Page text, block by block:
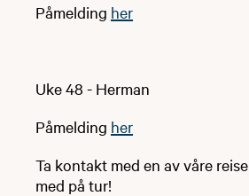
Påmelding her
Uke 48 - Herman
Påmelding her
Ta kontakt med en av våre
med på tur!